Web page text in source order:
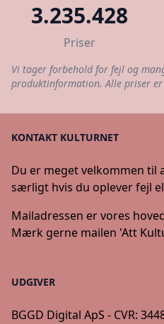
3.235.428
Priser
Vi tager forbehold for fejl og
produktinformation. Alle priser
KONTAKT KULTURNET
Du er meget velkommen til
særligt hvis du oplever fejl
Mailadressen er vores
Mærk gerne mailen 'Att
UDGIVER
BGGD Digital ApS - CVR: